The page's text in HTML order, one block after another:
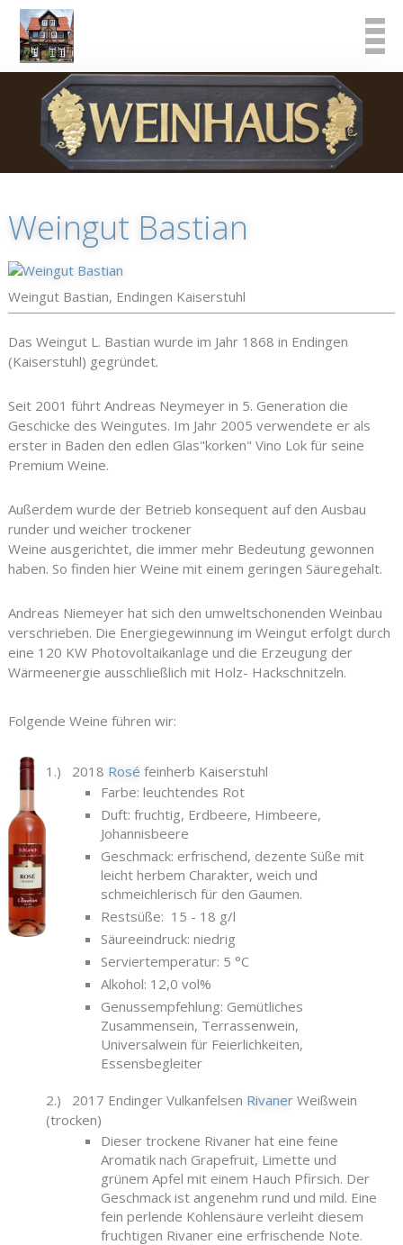
Weingut Bastian
Weingut Bastian, Endingen Kaiserstuhl
Das Weingut L. Bastian wurde im Jahr 1868 in Endingen
(Kaiserstuhl) gegründet.
Seit 2001 führt Andreas Neymeyer in 5. Generation die
Geschicke des Weingutes. Im Jahr 2005 verwendete er als
erster in Baden den edlen Glas"korken" Vino Lok für seine
Premium Weine.
Außerdem wurde der Betrieb konsequent auf den Ausbau
runder und weicher trockener
Weine ausgerichtet, die immer mehr Bedeutung gewonnen
haben. So finden hier Weine mit einem geringen Säuregehalt.
Andreas Niemeyer hat sich den umweltschonenden Weinbau
verschrieben. Die Energiegewinnung im Weingut erfolgt durch
eine 120 KW Photovoltaikanlage und die Erzeugung der
Wärmeenergie ausschließlich mit Holz- Hackschnitzeln.
Folgende Weine führen wir:
1.) 2018 Rosé feinherb Kaiserstuhl
Farbe: leuchtendes Rot
Duft: fruchtig, Erdbeere, Himbeere,
Johannisbeere
Geschmack: erfrischend, dezente Süße mit
leicht herbem Charakter, weich und
schmeichlerisch für den Gaumen.
Restsüße: 15 - 18 g/l
Säureeindruck: niedrig
Serviertemperatur: 5 °C
Alkohol: 12,0 vol%
Genussempfehlung: Gemütliches
Zusammensein, Terrassenwein,
Universalwein für Feierlichkeiten,
Essensbegleiter
2.) 2017 Endinger Vulkanfelsen RivanerWeißwein
(trocken)
Dieser trockene Rivaner hat eine feine
Aromatik nach Grapefruit, Limette und
grünem Apfel mit einem Hauch Pfirsich. Der
Geschmack ist angenehm rund und mild. Eine
fein perlende Kohlensäure verleiht diesem
fruchtigen Rivaner eine erfrischende Note.